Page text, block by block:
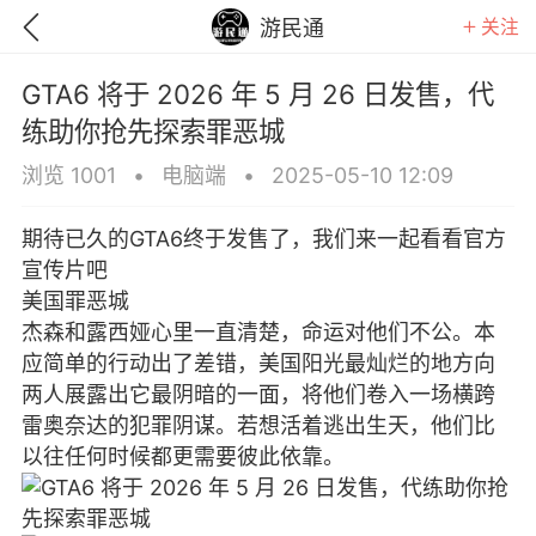
游民通 关注
GTA6 RDR2 逃离塔科夫
GTA6 将于 2026 年 5 月 26 日发售，代
练助你抢先探索罪恶城
浏览 1001 • 电脑端 • 2025-05-10 12:09
期待已久的GTA6终于发售了，我们来一起看看官方
宣传片吧
美国罪恶城
杰森和露西娅心里一直清楚，命运对他们不公。本
应简单的行动出了差错，美国阳光最灿烂的地方向
两人展露出它最阴暗的一面，将他们卷入一场横跨
雷奥奈达的犯罪阴谋。若想活着逃出生天，他们比
以往任何时候都更需要彼此依靠。